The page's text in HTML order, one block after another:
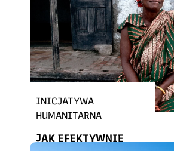
INICJATYWA
HUMANITARNA
JAK EFEKTYWNIE